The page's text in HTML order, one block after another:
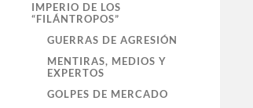
IMPERIO DE LOS
“FILÁNTROPOS”
GUERRAS DE AGRESIÓN
MENTIRAS, MEDIOS Y
EXPERTOS
GOLPES DE MERCADO